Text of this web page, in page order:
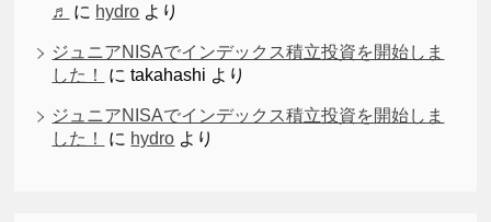
♬
に hydro より
ジュニアNISAでインデックス積立投資を開始しま
した！
にtakahashi より
ジュニアNISAでインデックス積立投資を開始しま
した！
に hydro より